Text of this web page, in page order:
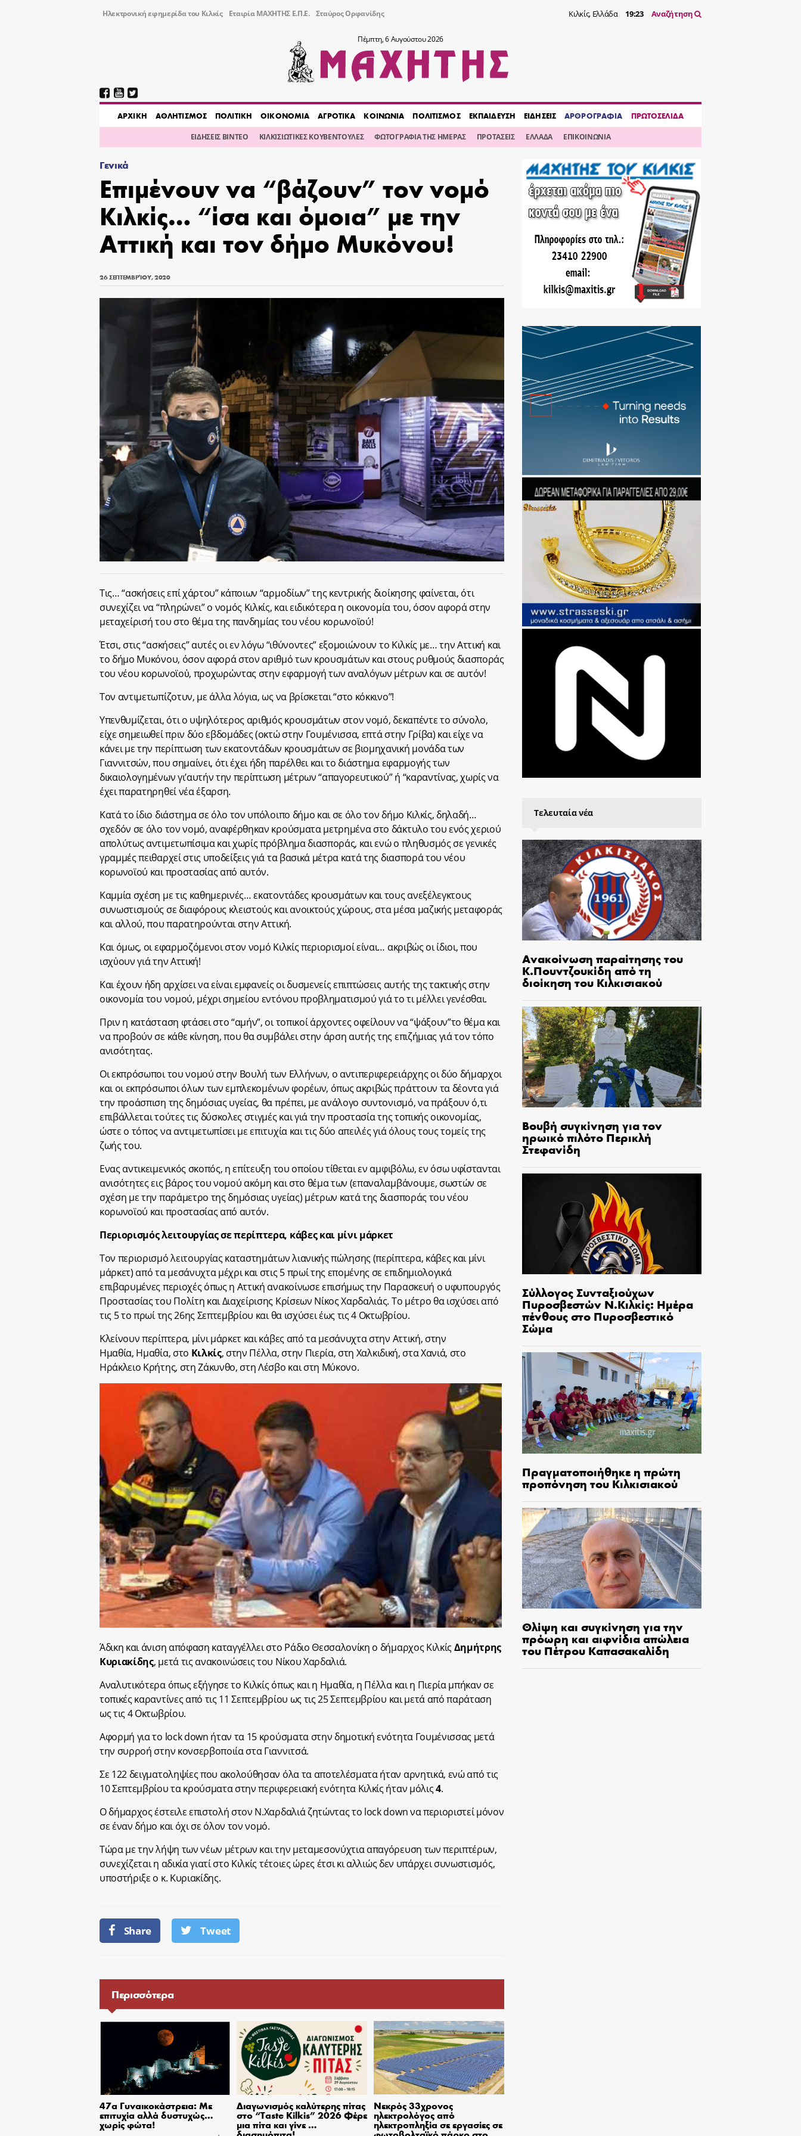
Ηλεκτρονική εφημερίδα του Κιλκίς Εταιρία ΜΑΧΗΤΗΣ Ε.Π.Ε. Σταύρος Ορφανίδης Κιλκίς, Ελλάδα 19:23 Αναζήτηση
Πέμπτη, 6 Αυγούστου 2026
AΡΧΙΚΗ ΑΘΛΗΤΙΣΜΟΣ ΠΟΛΙΤΙΚΗ ΟΙΚΟΝΟΜΙΑ ΑΓΡΟΤΙΚΑ ΚΟΙΝΩΝΙΑ ΠΟΛΙΤΙΣΜΟΣ ΕΚΠΑΙΔΕΥΣΗ ΕΙΔΗΣΕΙΣ ΑΡΘΡΟΓΡΑΦΙΑ ΠΡΩΤΟΣΕΛΙΔΑ
ΕΙΔΗΣΕΙΣ ΒΙΝΤΕΟ ΚΙΛΚΙΣΙΩΤΙΚΕΣ ΚΟΥΒΕΝΤΟΥΛΕΣ ΦΩΤΟΓΡΑΦΙΑ ΤΗΣ ΗΜΕΡΑΣ ΠΡΟΤΑΣΕΙΣ ΕΛΛΑΔΑ ΕΠΙΚΟΙΝΩΝΙΑ
Γενικά
Επιμένουν να “βάζουν” τον νομό
Κιλκίς… “ίσα και όμοια” με την
Αττική και τον δήμο Μυκόνου!
26 ΣΕΠΤΕΜΒΡΊΟΥ, 2020
Τις… “ασκήσεις επί χάρτου” κάποιων “αρμοδίων” της κεντρικής διοίκησης φαίνεται, ότι
συνεχίζει να “πληρώνει” ο νομός Κιλκίς, και ειδικότερα η οικονομία του, όσον αφορά στην
μεταχείρισή του στο θέμα της πανδημίας του νέου κορωνοϊού!
Έτσι, στις “ασκήσεις” αυτές οι εν λόγω “ιθύνοντες” εξομοιώνουν το Κιλκίς με… την Αττική και
το δήμο Μυκόνου, όσον αφορά στον αριθμό των κρουσμάτων και στους ρυθμούς διασποράς
του νέου κορωνοϊοὐ, προχωρὠντας στην εφαρμογή των αναλόγων μέτρων και σε αυτόν!
Τον αντιμετωπίζοτυν, με άλλα λόγια, ως να βρίσκεται “στο κόκκινο”!
Υπενθυμίζεται, ότι ο υψηλότερος αριθμός κρουσμάτων στον νομό, δεκαπέντε το σύνολο,
είχε σημειωθεί πριν δύο εβδομάδες (οκτώ στην Γουμένισσα, επτά στην Γρίβα) και είχε να
κάνει με την περίπτωση των εκατοντάδων κρουσμάτων σε βιομηχανική μονάδα των
Γιαννιτσών, που σημαίνει, ότι έχει ήδη παρέλθει και το διάστημα εφαρμογής των
δικαιολογημένων γι’αυτήν την περίπτωση μέτρων “απαγορευτικού” ή “καραντίνας, χωρίς να
έχει παρατηρηθεί νέα έξαρση.
Κατά το ίδιο διάστημα σε όλο τον υπόλοιπο δήμο και σε όλο τον δήμο Κιλκίς, δηλαδή…
σχεδόν σε όλο τον νομό, αναφέρθηκαν κρούσματα μετρημένα στο δάκτυλο του ενός χεριού
απολύτως αντιμετωπίσιμα και χωρίς πρόβλημα διασποράς, και ενώ ο πληθυσμός σε γενικές
γραμμές πειθαρχεί στις υποδείξεις γιά τα βασικά μέτρα κατά της διασπορά του νέου
κορωνοϊού και προστασίας από αυτόν.
Καμμία σχέση με τις καθημερινές… εκατοντάδες κρουσμάτων και τους ανεξέλεγκτους
συνωστισμούς σε διαφόρους κλειστούς και ανοικτούς χώρους, στα μέσα μαζικής μεταφοράς
και αλλού, που παρατηρούνται στην Αττική.
Και όμως, οι εφαρμοζόμενοι στον νομό Κιλκίς περιορισμοί είναι… ακριβώς οι ίδιοι, που
ισχὐουν γιά την Αττική!
Και έχουν ἠδη αρχίσει να είναι εμφανείς οι δυσμενείς επιπτώσεις αυτής της τακτικής στην
οικονομία του νομού, μέχρι σημείου εντόνου προβληματισμού γιά το τι μέλλει γενέσθαι.
Πριν η κατάσταση φτάσει στο “αμήν”, οι τοπικοί άρχοντες οφείλουν να “ψάξουν”το θέμα και
να προβούν σε κάθε κίνηση, που θα συμβάλει στην άρση αυτής της επιζήμιας γιά τον τόπο
ανισότητας.
Οι εκπρόσωποι του νομού στην Βουλή των Ελλήνων, ο αντιπεριφερειάρχης οι δύο δήμαρχοι
και οι εκπρόσωποι όλων των εμπλεκομένων φορέων, όπως ακριβώς πράττουν τα δέοντα γιά
την προάσπιση της δημόσιας υγείας, θα πρέπει, με ανάλογο συντονισμό, να πράξουν ό,τι
επιβάλλεται τούτες τις δύσκολες στιγμές και γιά την προστασία της τοπικής οικονομίας,
ώστε ο τόπος να αντιμετωπίσει με επιτυχία και τις δύο απειλές γιά όλους τους τομείς της
ζωής του.
Ενας αντικειμενικός σκοπός, η επίτευξη του οποίου τίθεται εν αμφιβόλω, εν όσω υφίστανται
ανισότητες εις βάρος του νομού ακόμη και στο θέμα των (επαναλαμβάνουμε, σωστών σε
σχέση με την παράμετρο της δημόσιας υγείας) μέτρων κατά της διασποράς του νέου
κορωνοϊού και προστασίας από αυτόν.
Περιορισμός λειτουργίας σε περίπτερα, κάβες και μίνι μάρκετ
Τον περιορισμό λειτουργίας καταστημάτων λιανικής πώλησης (περίπτερα, κάβες και μίνι
μάρκετ) από τα μεσάνυχτα μέχρι και στις 5 πρωί της επομένης σε επιδημιολογικά
επιβαρυμένες περιοχές όπως η Αττική ανακοίνωσε επισήμως την Παρασκευή ο υφυπουργός
Προστασίας του Πολίτη και Διαχείρισης Κρίσεων Νίκος Χαρδαλιάς. Το μέτρο θα ισχύσει από
τις 5 το πρωί της 26ης Σεπτεμβρίου και θα ισχύσει έως τις 4 Οκτωβρίου.
Κλείνουν περίπτερα, μίνι μάρκετ και κάβες από τα μεσάνυχτα στην Αττική, στην
Ημαθία, Ημαθία, στο Κιλκίς, στην Πέλλα, στην Πιερία, στη Χαλκιδική, στα Χανιά, στο
Ηράκλειο Κρήτης, στη Ζάκυνθο, στη Λέσβο και στη Μύκονο.
Άδικη και άνιση απόφαση καταγγέλλει στο Ράδιο Θεσσαλονίκη ο δήμαρχος ΚιλκίςΔημήτρης
Κυριακίδης, μετά τις ανακοινώσεις του Νίκου Χαρδαλιά.
Αναλυτικότερα όπως εξήγησε το Κιλκίς όπως και η Ημαθία, η Πέλλα και η Πιερία μπήκαν σε
τοπικές καραντίνες από τις 11 Σεπτεμβρίου ως τις 25 Σεπτεμβρίου και μετά από παράταση
ως τις 4 Οκτωβρίου.
Αφορμή για το lock down ήταν τα 15 κρούσματα στην δημοτική ενότητα Γουμένισσας μετά
την συρροή στην κονσερβοποιία στα Γιαννιτσά.
Σε 122 δειγματοληψίες που ακολούθησαν όλα τα αποτελέσματα ήταν αρνητικά, ενώ από τις
10 Σεπτεμβρίου τα κρούσματα στην περιφερειακή ενότητα Κιλκίς ήταν μόλις4.
Ο δήμαρχος έστειλε επιστολή στον Ν.Χαρδαλιά ζητώντας το lock down να περιοριστεί μόνον
σε έναν δήμο και όχι σε όλον τον νομό.
Τώρα με την λήψη των νέων μέτρων και την μεταμεσονύχτια απαγόρευση των περιπτέρων,
συνεχίζεται η αδικία γιατί στο Κιλκίς τέτοιες ώρες έτσι κι αλλιώς δεν υπάρχει συνωστισμός,
υποστήριξε ο κ. Κυριακίδης.
Share Tweet
Περισσότερα
47α Γυναικοκάστρεια: Με
επιτυχία αλλά δυστυχώς…
χωρίς φώτα!
Διαγωνισμός καλύτερης πίτας
στο “Taste Kilkis” 2026 Φέρε
μια πίτα και γίνε …
Νεκρός 33χρονος
ηλεκτρολόγος από
ηλεκτροπληξία σε εργασίες σε
Τελευταία νέα
Ανακοίνωση παραίτησης του
Κ.Πουντζουκίδη από τη
διοίκηση του Κιλκισιακού
Βουβή συγκίνηση για τον
ηρωικό πιλότο Περικλή
Στεφανίδη
Σύλλογος Συνταξιούχων
Πυροσβεστών Ν.Κιλκίς: Ημέρα
πένθους στο Πυροσβεστικό
Σώμα
Πραγματοποιήθηκε η πρώτη
προπόνηση του Κιλκισιακού
Θλίψη και συγκίνηση για την
πρόωρη και αιφνίδια απώλεια
του Πέτρου Καπασακαλίδη